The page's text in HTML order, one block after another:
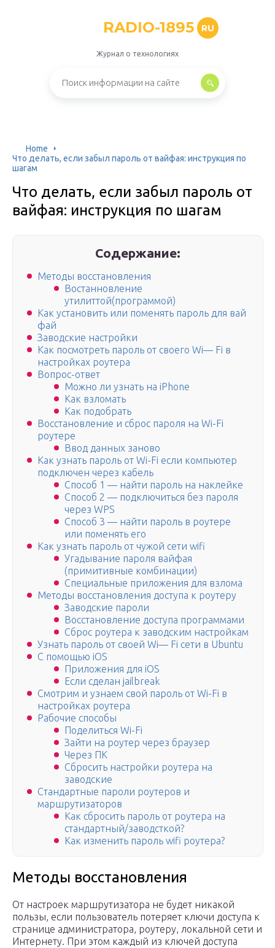
RADIO-1895 RU
Журнал о технологиях
Home
Что делать, если забыл пароль от вайфая: инструкция по
шагам
Что делать, если забыл пароль от
вайфая: инструкция по шагам
Содержание:
Методы восстановления
Востанновление
утилиттой(программой)
Как установить или поменять пароль для вай
фай
Заводские настройки
Как посмотреть пароль от своего Wi— Fi в
настройках роутера
Вопрос-ответ
Можно ли узнать на iPhone
Как взломать
Как подобрать
Восстановление и сброс пароля на Wi-Fi
роутере
Ввод данных заново
Как узнать пароль от Wi-Fi если компьютер
подключен через кабель
Способ 1 — найти пароль на наклейке
Способ 2 — подключиться без пароля
через WPS
Способ 3 — найти пароль в роутере
или поменять его
Как узнать пароль от чужой сети wifi
Угадывание пароля вайфая
(примитивные комбинации)
Специальные приложения для взлома
Методы восстановления доступа к роутеру
Заводские пароли
Восстановление доступа программами
Сброс роутера к заводским настройкам
Узнать пароль от своей Wi— Fi сети в Ubuntu
С помощью iOS
Приложения для iOS
Если сделан jailbreak
Смотрим и узнаем свой пароль от Wi-Fi в
настройках роутера
Рабочие способы
Поделиться Wi-Fi
Зайти на роутер через браузер
Через ПК
Сбросить настройки роутера на
заводские
Стандартные пароли роутеров и
маршрутизаторов
Как сбросить пароль от роутера на
стандартный/заводсткой?
Как изменить пароль wifi роутера?
Методы восстановления
От настроек маршрутизатора не будет никакой
пользы, если пользователь потеряет ключи доступа к
странице администратора, роутеру, локальной сети и
Интернету. При этом каждый из ключей доступа